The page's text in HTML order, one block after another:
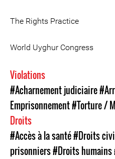
The Rights Practice
World Uyghur Congress
Violations
#Acharnement judiciaire
Emprisonnement#Torture /
Droits
#Accès à la santé#Droits
prisonniers#Droits humains